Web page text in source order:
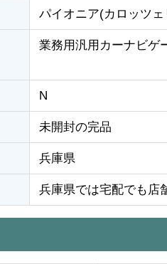
パイオニア(カロッツェ
業務用汎用カーナビゲ
N
未開封の完品
兵庫県
兵庫県では宅配でも店